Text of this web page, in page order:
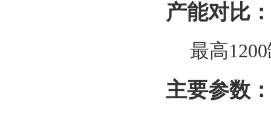
产能对比：
最高
主要参数：